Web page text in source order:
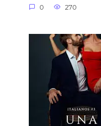
0 270